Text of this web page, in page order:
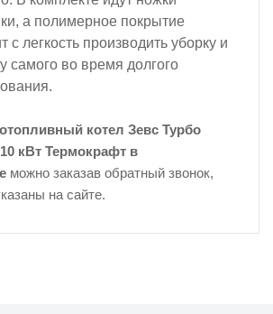
а полимерное покрытие
с легкость производить уборку и
самого во время долгого
котел Зевс Турбо
кВт Термокрафт в
можно заказав обратный звонок,
на сайте.